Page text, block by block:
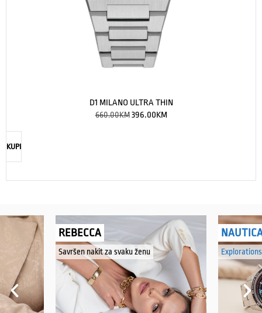
D1 MILANO ULTRA THIN
660.00KM 396.00KM
KUPI
REBECCA
Savršen nakit za svaku ženu